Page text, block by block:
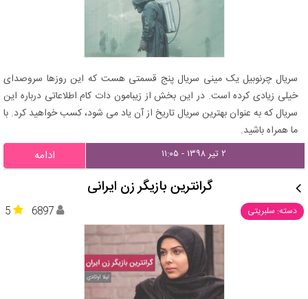
سریال چرنوبیل یک مینی سریال پنج قسمتی هست که این روزها سروصدای
خیلی زیادی کرده است. در این بخش از زیبامون دات کام اطلاعاتی درباره این
سریال که به عنوان بهترین سریال تاریخ از آن یاد می شود، کسب خواهید کرد. با
ما همراه باشید.
۲ تیر ۱۳۹۸ - ۱۱:۰۵ ادامه
گرانترین بازیگر زن ایرانی
دسته: سلبریتی 5 6897